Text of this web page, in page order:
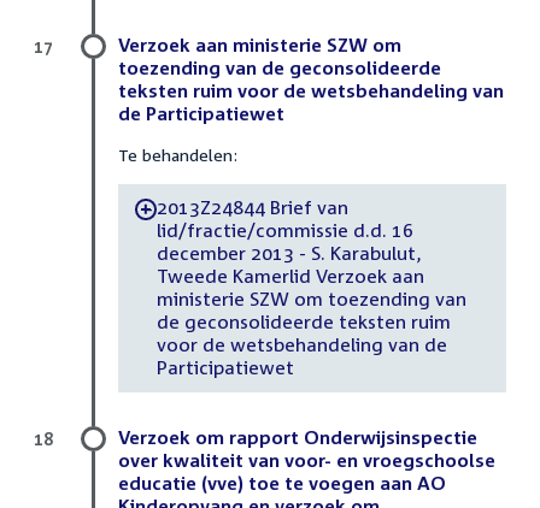
Verzoek aan ministerie SZW om
toezending van de geconsolideerde
teksten ruim voor de wetsbehandeling van
de Participatiewet
Te behandelen:
-2013Z24844 Brief van
lid/fractie/commissie d.d. 16
december 2013 - S. Karabulut,
Tweede Kamerlid Verzoek aan
ministerie SZW om toezending van
de geconsolideerde teksten ruim
voor de wetsbehandeling van de
Participatiewet
17
Verzoek om rapport Onderwijsinspectie
over kwaliteit van voor- en vroegschoolse
educatie (vve) toe te voegen aan AO
18